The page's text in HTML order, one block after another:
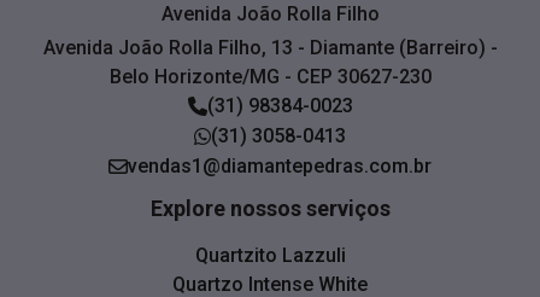
Avenida João Rolla Filho
Avenida João Rolla Filho, 13 - Diamante (Barreiro) -
Belo Horizonte/MG - CEP 30627-230
(31) 98384-0023
(31) 3058-0413
vendas1@diamantepedras.com.br
Explore nossos serviços
Quartzito Lazzuli
Quartzo Intense White